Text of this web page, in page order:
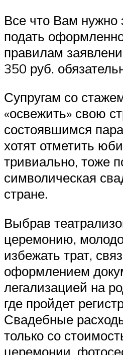
Все что Вам нужно
подать
правилам
350 руб.
Супругам со
«освежить» свою
состоявшимся
хотят отметить
тривиально, тоже
символическая
стране.
Выбрав
церемонию,
избежать трат,
оформлением
легализацией на
где пройдет
Свадебные
только со
церемонии,